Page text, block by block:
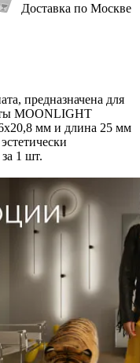
Доставка по Москве
предназначена для
MOONLIGHT
мм и длина 25 мм
1 шт.